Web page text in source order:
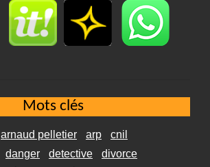
Mots clés
arnaud pelletier arp
cnil
danger detective
divorce